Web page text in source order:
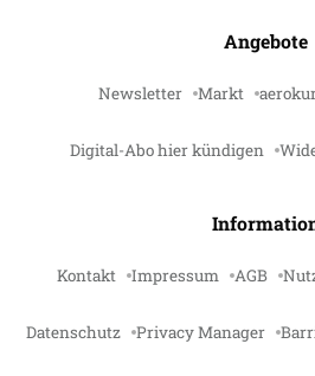
Angebote
Newsletter Markt
Digital-Abo hier kündigen
Kontakt Impressum AGB
Datenschutz Privacy Manager